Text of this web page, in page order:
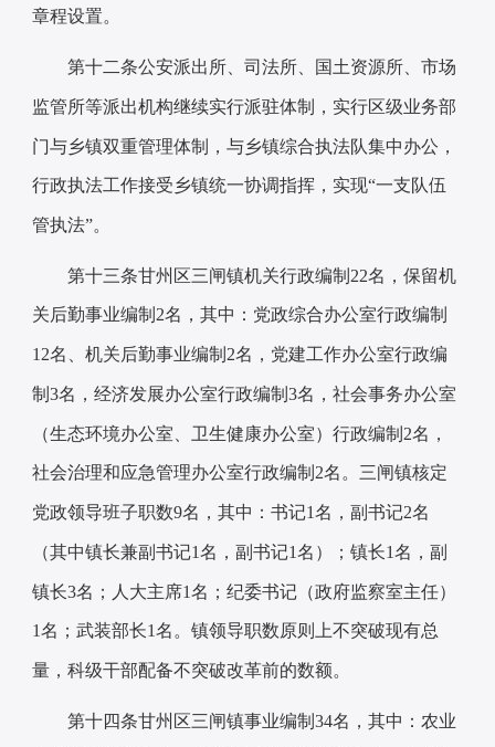
章程设置。
第十二条公安派出所、司法所、国土资源所、市场
监管所等派出机构继续实行派驻体制，实行区级业务部
门与乡镇双重管理体制，与乡镇综合执法队集中办公，
行政执法工作接受乡镇统一协调指挥，实现“一支队伍
管执法”。
第十三条甘州区三闸镇机关行政编制 22名，保留机
关后勤事业编制2名，其中：党政综合办公室行政编制
12名、机关后勤事业编制 2名，党建工作办公室行政编
制 3名，经济发展办公室行政编制 3名，社会事务办公室
（生态环境办公室、卫生健康办公室）行政编制 2名，
社会治理和应急管理办公室行政编制 2名。 三闸镇核定
党政领导班子职数9名，其中：书记1名，副书记2名
（其中镇长兼副书记1名，副书记1名）；镇长1名，副
镇长3名；人大主席1名；纪委书记（政府监察室主任）
1名；武装部长1名。镇领导职数原则上不突破现有总
量，科级干部配备不突破改革前的数额。
第十四条甘州区三闸镇事业编制 34名，其中：农业